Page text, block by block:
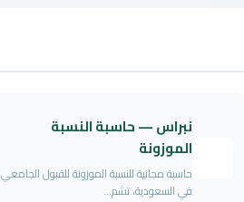
نبراس — حاسبة النسبة
الموزونة
حاسبة مجانية للنسبة الموزونة للقبول الجامعي
في السعودية، تشم...